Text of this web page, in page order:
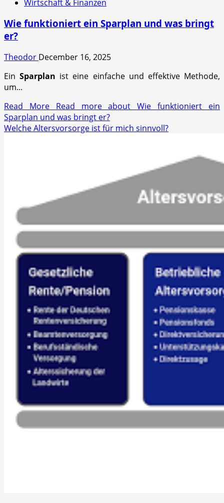
Wirtschaft & Finanzen
Wie funktioniert ein Sparplan und was bringt
er?
Theodor December 16, 2025
EinSparplan ist eine einfache und effektive Methode,
um...
Read More Read more about Wie funktioniert ein
Sparplan und was bringt er?
Welche Altersvorsorge ist für mich sinnvoll?